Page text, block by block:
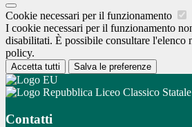
Cookie necessari per il funzionamento
I cookie necessari per il funzionamento
disabilitati. È possibile consultare l'elenco
policy.
Accetta tutti Salva le preferenze
Liceo Classico
Contatti